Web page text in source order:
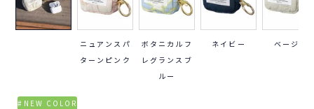
ニュアンスパ
ターンピンク
ボタニカルフ
レグランスブ
ルー
ネイビー ベージュ
NEW COLOR